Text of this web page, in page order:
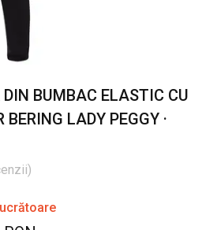
BUMBAC ELASTIC CU
LADY PEGGY ·
)